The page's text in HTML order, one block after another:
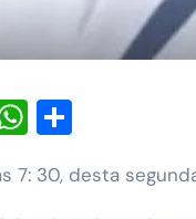
WhatsApp
7: 30, desta